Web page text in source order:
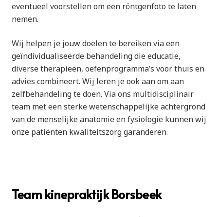
eventueel voorstellen om een röntgenfoto te laten
nemen.
Wij helpen je jouw doelen te bereiken via een
geïndividualiseerde behandeling die educatie,
diverse therapieën, oefenprogramma’s voor thuis en
advies combineert. Wij leren je ook aan om aan
zelfbehandeling te doen. Via ons multidisciplinair
team met een sterke wetenschappelijke achtergrond
van de menselijke anatomie en fysiologie kunnen wij
onze patiënten kwaliteitszorg garanderen.
Team kinepraktijk Borsbeek